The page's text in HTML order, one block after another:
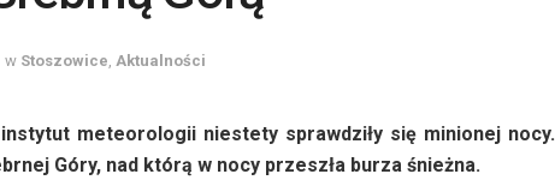
w Stoszowice Aktualności
meteorologii niestety sprawdziły się minionej nocy.
Góry, nad którą w nocy przeszła burza śnieżna.